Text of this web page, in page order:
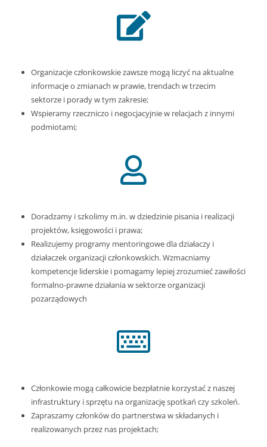
Organizacje członkowskie zawsze mogą liczyć na aktualne
informacje o zmianach w prawie, trendach w trzecim
sektorze i porady w tym zakresie;
Wspieramy rzeczniczo i negocjacyjnie w relacjach z innymi
podmiotami;
Doradzamy i szkolimy m.in. w dziedzinie pisania i realizacji
projektów, księgowości i prawa;
Realizujemy programy mentoringowe dla działaczy i
działaczek organizacji członkowskich. Wzmacniamy
kompetencje liderskie i pomagamy lepiej zrozumieć zawiłości
formalno-prawne działania w sektorze organizacji
pozarządowych
Członkowie mogą całkowicie bezpłatnie korzystać z naszej
infrastruktury i sprzętu na organizację spotkań czy szkoleń.
Zapraszamy członków do partnerstwa w składanych i
realizowanych przez nas projektach;